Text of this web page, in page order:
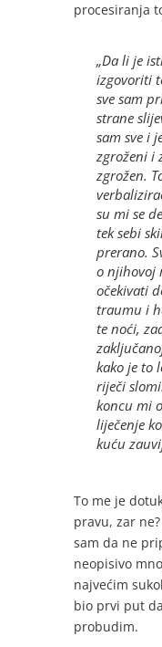
procesiranja
„Da li je
izgovoriti
sve sam
strane
sam sve i
zgroženi i
zgrožen.
su mi se
tek sebi
prerano.
o njihovoj
očekivati
traumu i
te noći,
kako je to
riječi
koncu mi
liječenje
kuću
To me je
pravu, zar
sam da ne
neopisivo
najvećim
bio prvi put
probudim.